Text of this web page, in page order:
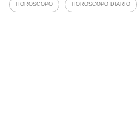
HOROSCOPO HOROSCOPO DIARIO